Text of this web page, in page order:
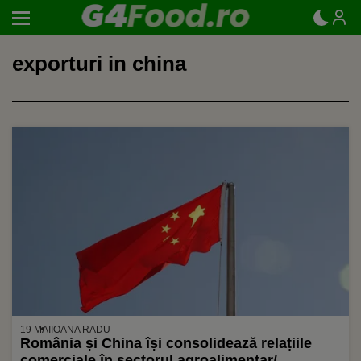
exporturi in china
19 MAI IOANA RADU
România și China își consolidează relațiile